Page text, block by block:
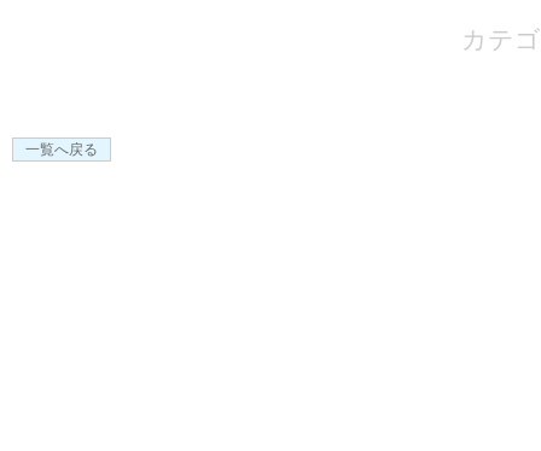
カテ
一覧へ戻る